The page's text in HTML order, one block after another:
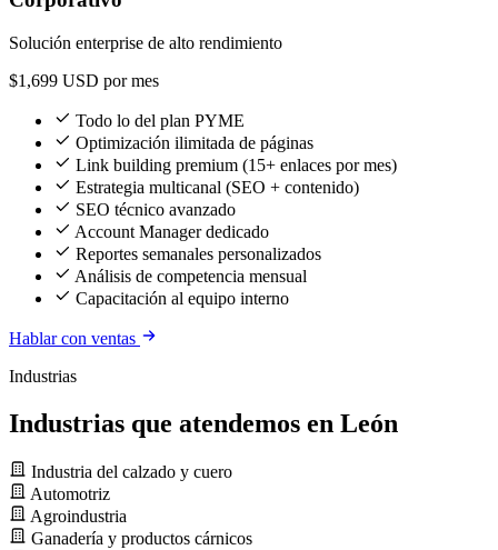
Solución enterprise de alto rendimiento
$1,699 USD por mes
Todo lo del plan PYME
Optimización ilimitada de páginas
Link building premium (15+ enlaces por mes)
Estrategia multicanal (SEO + contenido)
SEO técnico avanzado
Account Manager dedicado
Reportes semanales personalizados
Análisis de competencia mensual
Capacitación al equipo interno
Hablar con ventas
Industrias
Industrias que atendemos en León
Industria del calzado y cuero
Automotriz
Agroindustria
Ganadería y productos cárnicos